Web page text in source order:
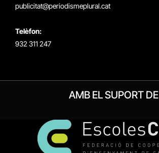
publicitat@periodismeplural.cat
Telèfon:
932 311 247
AMB EL SUPORT DE